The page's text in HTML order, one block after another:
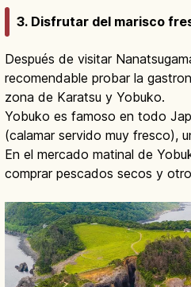
3. Disfrutar del marisco
Después de visitar
recomendable probar la
zona de Karatsu y Yobuko.
Yobuko es famoso en todo
(calamar servido muy fresco),
En el mercado matinal de
comprar pescados secos y